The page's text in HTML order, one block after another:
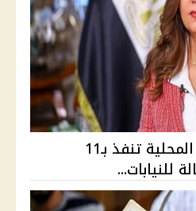
قرارات وزيرة التنمية المحلية تنفذ بـ11